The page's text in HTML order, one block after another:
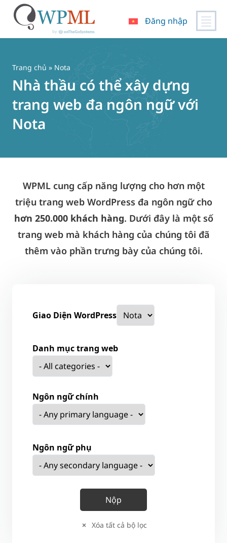
Đăng nhập
Trang chủ » Nota
Nhà thầu có thể xây dựng
trang web đa ngôn ngữ với
Nota
WPML cung cấp năng lượng cho hơn một
triệu trang web WordPress đa ngôn ngữ cho
hơn 250.000 khách hàng. Dưới đây là một số
trang web mà khách hàng của chúng tôi đã
thêm vào phần trưng bày của chúng tôi.
Giao Diện WordPress
Danh mục trang web
Ngôn ngữ chính
Ngôn ngữ phụ
Xóa tất cả bộ lọc